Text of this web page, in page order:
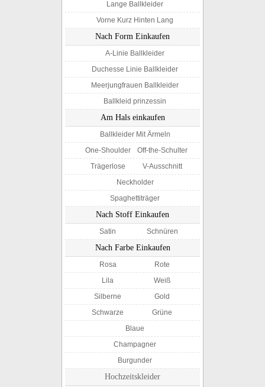
Lange Ballkleider
Vorne Kurz Hinten Lang
Nach Form Einkaufen
A-Linie Ballkleider
Duchesse Linie Ballkleider
Meerjungfrauen Ballkleider
Ballkleid prinzessin
Am Hals einkaufen
Ballkleider Mit Ärmeln
One-Shoulder
Off-the-Schulter
Trägerlose
V-Ausschnitt
Neckholder
Spaghettiträger
Nach Stoff Einkaufen
Satin Schnüren
Nach Farbe Einkaufen
Rosa
Rote
Lila
Weiß
Silberne
Gold
Schwarze
Grüne
Blaue
Champagner
Burgunder
Hochzeitskleider